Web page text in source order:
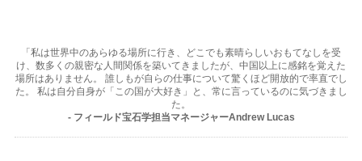
「私は世界中のあらゆる場所に行き、どこでも素晴らしいおもてなしを受
け、数多くの親密な人間関係を築いてきましたが、中国以上に感銘を覚えた
場所はありません。 誰しもが自らの仕事について驚くほど開放的で率直でし
た。 私は自分自身が「この国が大好き」と、常に言っているのに気づきまし
た。
- フィールド宝石学担当マネージャーAndrew Lucas